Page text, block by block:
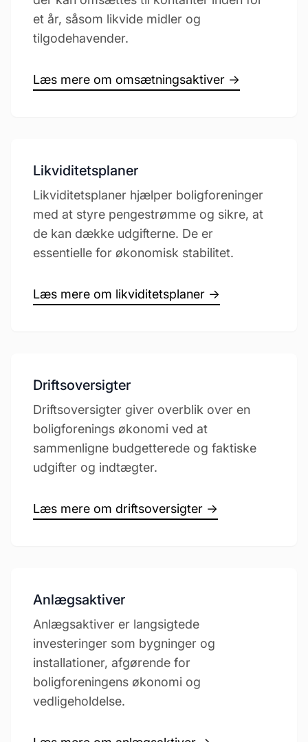
et år, såsom likvide midler og
tilgodehavender.
Læs mere om omsætningsaktiver →
Likviditetsplaner
Likviditetsplaner hjælper boligforeninger
med at styre pengestrømme og sikre, at
de kan dække udgifterne. De er
essentielle for økonomisk stabilitet.
Læs mere om likviditetsplaner →
Driftsoversigter
Driftsoversigter giver overblik over en
boligforenings økonomi ved at
sammenligne budgetterede og faktiske
udgifter og indtægter.
Læs mere om driftsoversigter →
Anlægsaktiver
Anlægsaktiver er langsigtede
investeringer som bygninger og
installationer, afgørende for
boligforeningens økonomi og
vedligeholdelse.